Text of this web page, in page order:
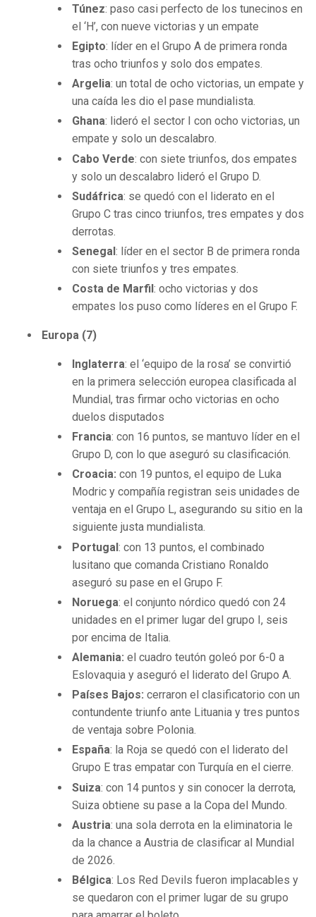
Túnez: paso casi perfecto de los tunecinos en
el ‘H’, con nueve victorias y un empate
Egipto: líder en el Grupo A de primera ronda
tras ocho triunfos y solo dos empates.
Argelia: un total de ocho victorias, un empate y
una caída les dio el pase mundialista.
Ghana: lideró el sector I con ocho victorias, un
empate y solo un descalabro.
Cabo Verde: con siete triunfos, dos empates
y solo un descalabro lideró el Grupo D.
Sudáfrica: se quedó con el liderato en el
Grupo C tras cinco triunfos, tres empates y dos
derrotas.
Senegal: líder en el sector B de primera ronda
con siete triunfos y tres empates.
Costa de Marfil: ocho victorias y dos
empates los puso como líderes en el Grupo F.
Europa (7)
Inglaterra: el ‘equipo de la rosa’ se convirtió
en la primera selección europea clasificada al
Mundial, tras firmar ocho victorias en ocho
duelos disputados
Francia: con 16 puntos, se mantuvo líder en el
Grupo D, con lo que aseguró su clasificación.
Croacia:con 19 puntos, el equipo de Luka
Modric y compañía registran seis unidades de
ventaja en el Grupo L, asegurando su sitio en la
siguiente justa mundialista.
Portugal: con 13 puntos, el combinado
lusitano que comanda Cristiano Ronaldo
aseguró su pase en el Grupo F.
Noruega: el conjunto nórdico quedó con 24
unidades en el primer lugar del grupo I, seis
por encima de Italia.
Alemania: el cuadro teutón goleó por 6-0 a
Eslovaquia y aseguró el liderato del Grupo A.
Países Bajos:cerraron el clasificatorio con un
contundente triunfo ante Lituania y tres puntos
de ventaja sobre Polonia.
España: la Roja se quedó con el liderato del
Grupo E tras empatar con Turquía en el cierre.
Suiza: con 14 puntos y sin conocer la derrota,
Suiza obtiene su pase a la Copa del Mundo.
Austria: una sola derrota en la eliminatoria le
da la chance a Austria de clasificar al Mundial
de 2026.
Bélgica: Los Red Devils fueron implacables y
se quedaron con el primer lugar de su grupo